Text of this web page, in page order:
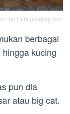
liar | Via pixabay.com
berbagai
kucing
pun dia
atau big cat.